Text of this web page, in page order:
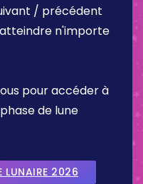
/ précédent
n'importe
pour accéder à
de lune
LUNAIRE 2026